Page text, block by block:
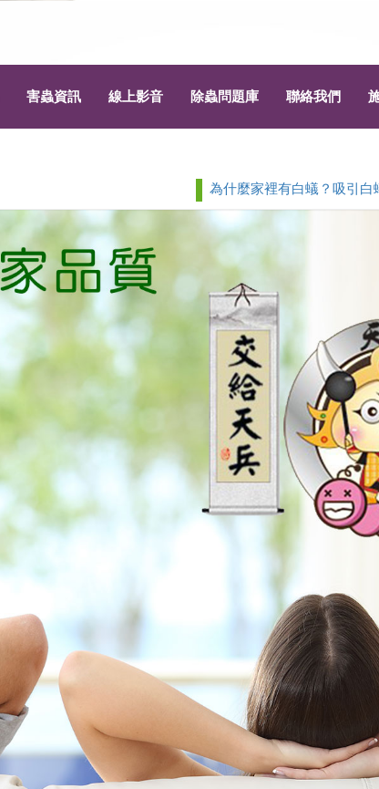
害蟲資訊 線上影音 除蟲問題庫 聯絡我們
為什麼家裡有白蟻？吸引白蟻入